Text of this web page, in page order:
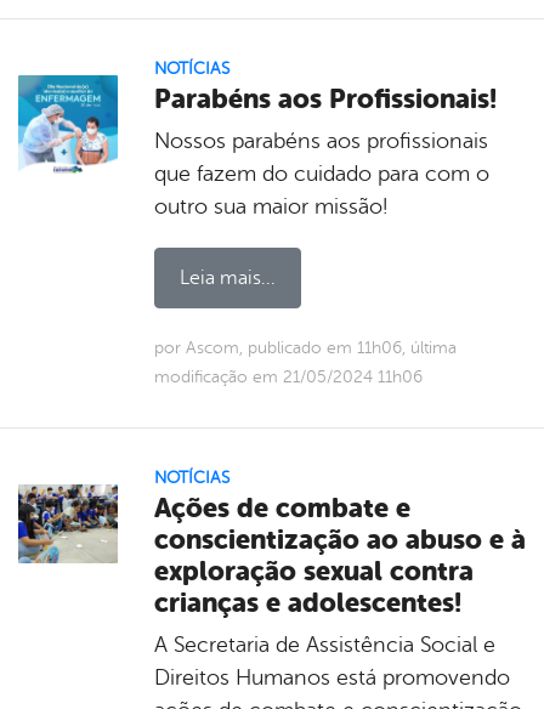
NOTÍCIAS
Parabéns aos Profissionais!
Nossos parabéns aos profissionais
que fazem do cuidado para com o
outro sua maior missão!
Leia mais...
por Ascom, publicado em 11h06, última
modificação em 21/05/2024 11h06
NOTÍCIAS
Ações de combate e
conscientização ao abuso e à
exploração sexual contra
crianças e adolescentes!
A Secretaria de Assistência Social e
Direitos Humanos está promovendo